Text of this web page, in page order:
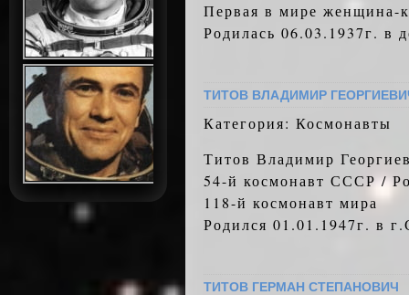
Первая в мире женщина-
Родилась 06.03.1937г. в
ТИТОВ ВЛАДИМИР
Категория: Космонавты
Титов Владимир
54-й космонавт СССР /
118-й космонавт мира
Родился 01.01.1947г. в
ТИТОВ ГЕРМАН СТЕПАНОВИЧ